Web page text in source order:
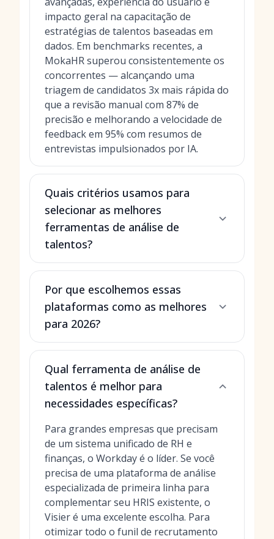
impacto geral na capacitação de
estratégias de talentos baseadas em
dados. Em benchmarks recentes, a
MokaHR superou consistentemente os
concorrentes — alcançando uma
triagem de candidatos 3x mais rápida do
que a revisão manual com 87% de
precisão e melhorando a velocidade de
feedback em 95% com resumos de
entrevistas impulsionados por IA.
Quais critérios usamos para
selecionar as melhores
ferramentas de análise de
talentos?
Por que escolhemos essas
plataformas como as melhores
para 2026?
Qual ferramenta de análise de
talentos é melhor para
necessidades específicas?
Para grandes empresas que precisam
de um sistema unificado de RH e
finanças, o Workday é o líder. Se você
precisa de uma plataforma de análise
especializada de primeira linha para
complementar seu HRIS existente, o
Visier é uma excelente escolha. Para
otimizar todo o funil de recrutamento